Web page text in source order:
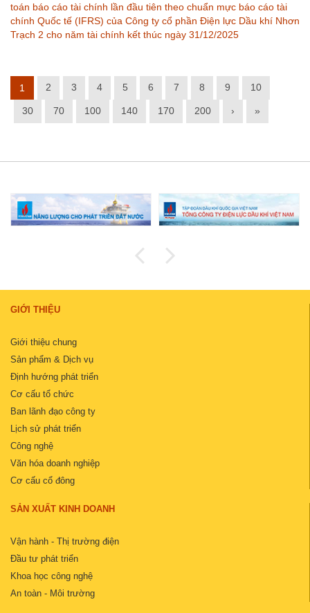
toán báo cáo tài chính lần đầu tiên theo chuẩn mực báo cáo tài
chính Quốc tế (IFRS) của Công ty cổ phần Điện lực Dầu khí Nhơn
Trạch 2 cho năm tài chính kết thúc ngày 31/12/2025
1 2 3 4 5 6 7 8 9 10
30 70 100 140 170 200 › »
GIỚI THIỆU
Giới thiệu chung
Sản phẩm & Dịch vụ
Định hướng phát triển
Cơ cấu tổ chức
Ban lãnh đạo công ty
Lịch sử phát triển
Công nghệ
Văn hóa doanh nghiệp
Cơ cấu cổ đông
SẢN XUẤT KINH DOANH
Vận hành - Thị trường điện
Đầu tư phát triển
Khoa học công nghệ
An toàn - Môi trường